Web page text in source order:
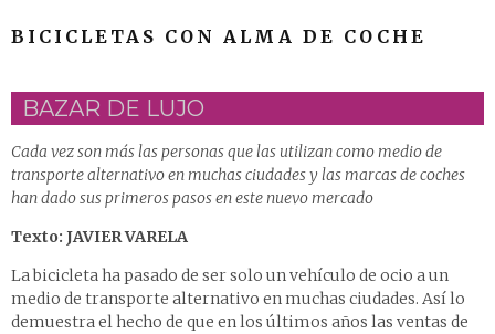
BICICLETAS CON ALMA DE COCHE
BAZAR DE LUJO
Cada vez son más las personas que las utilizan como medio de
transporte alternativo en muchas ciudades y las marcas de coches
han dado sus primeros pasos en este nuevo mercado
Texto: JAVIER VARELA
La bicicleta ha pasado de ser solo un vehículo de ocio a un
medio de transporte alternativo en muchas ciudades. Así lo
demuestra el hecho de que en los últimos años las ventas de